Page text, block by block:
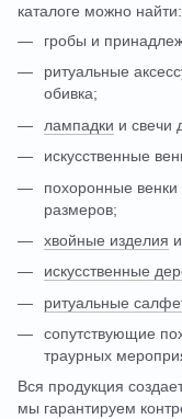
каталоге можно найти:
гробы и
ритуальные
обивка;
лампадки и свечи
искусственные
похоронные
размеров;
хвойные изделия
искусственные
ритуальные
сопутствующие
траурных
Вся продукция
мы гарантируем